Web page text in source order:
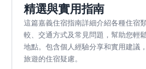
精選與實用指南
這篇嘉義住宿指南詳細介紹各種住宿
較、交通方式及常見問題，幫助您輕
地點。包含個人經驗分享和實用建議
旅遊的住宿疑慮。